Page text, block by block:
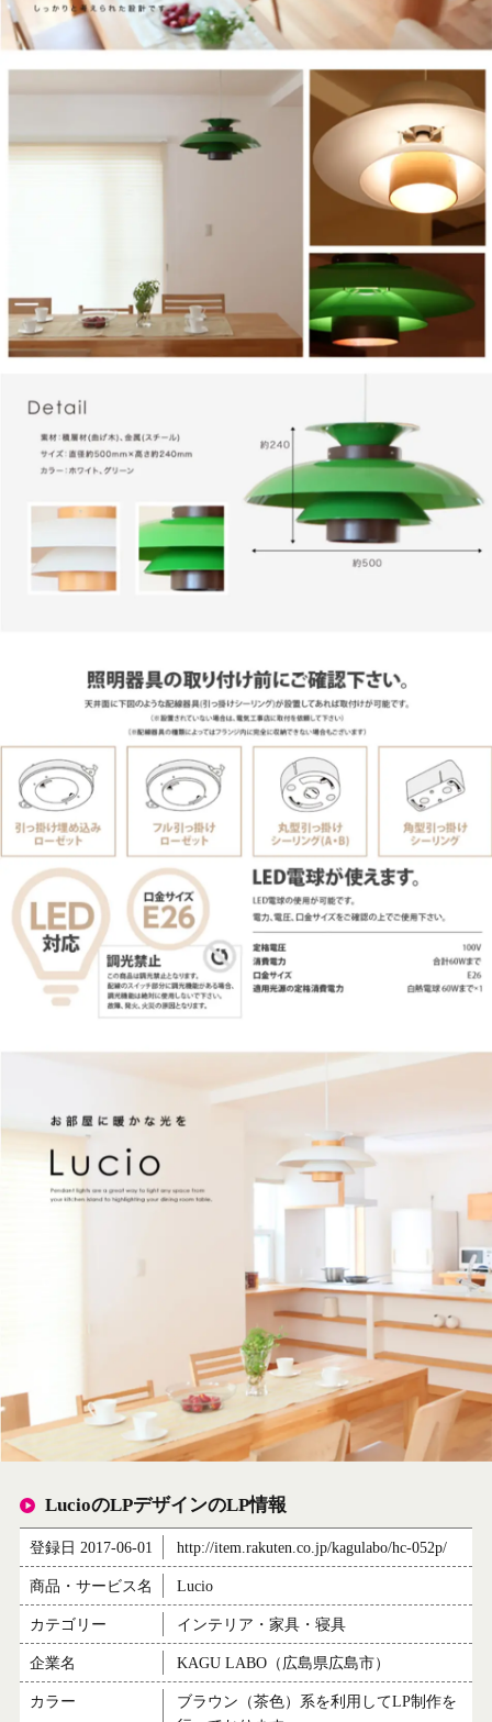
LucioのLPデザインのLP情報
登録日 2017-06-01 http://item.rakuten.co.jp/kagulabo/hc-052p/
商品・サービス名 Lucio
カテゴリー インテリア・家具・寝具
企業名 KAGU LABO（広島県広島市）
カラー
ブラウン（茶色）系を利用してLP制作を